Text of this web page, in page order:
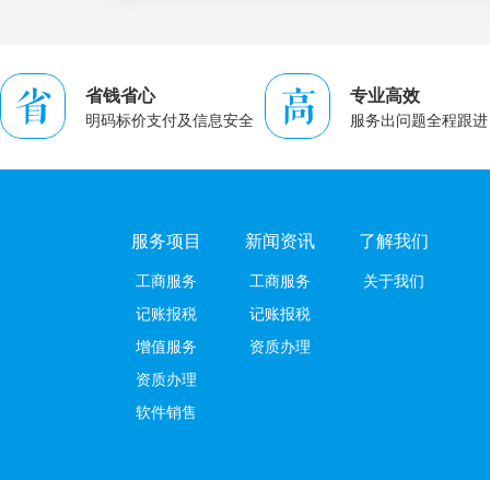
省钱省心
明码标价支付及信息安全
专业高效
服务出问题全程跟进
服务项目
工商服务
记账报税
增值服务
资质办理
软件销售
新闻资讯
工商服务
记账报税
资质办理
了解我们
关于我们